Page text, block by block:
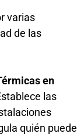
varias
de las
en
las
quién puede